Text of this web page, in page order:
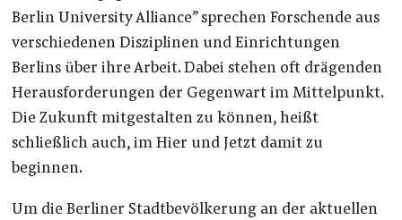
Berlin University Alliance” sprechen Forschende aus
verschiedenen Disziplinen und Einrichtungen
Berlins über ihre Arbeit. Dabei stehen oft drägenden
Herausforderungen der Gegenwart im Mittelpunkt.
Die Zukunft mitgestalten zu können, heißt
schließlich auch, im Hier und Jetzt damit zu
beginnen.
Um die Berliner Stadtbevölkerung an der aktuellen